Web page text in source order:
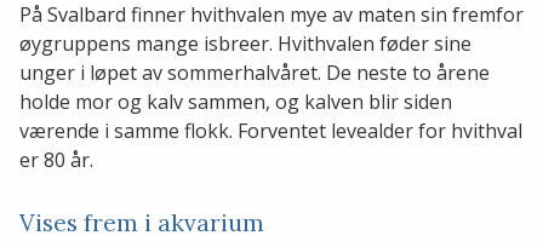
På Svalbard finner hvithvalen mye av maten sin fremfor
øygruppens mange isbreer. Hvithvalen føder sine
unger i løpet av sommerhalvåret. De neste to årene
holde mor og kalv sammen, og kalven blir siden
værende i samme flokk. Forventet levealder for hvithval
er 80 år.
Vises frem i akvarium